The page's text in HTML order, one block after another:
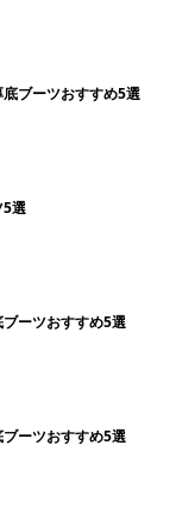
ブーツおすすめ5選
5選
ーツおすすめ5選
ーツおすすめ5選